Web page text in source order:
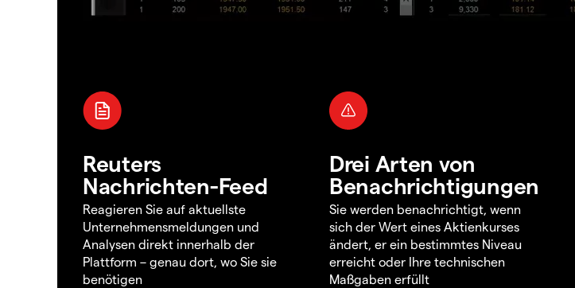
Reuters
Nachrichten-Feed
Reagieren Sie auf aktuellste
Unternehmensmeldungen und
Analysen direkt innerhalb der
Plattform – genau dort, wo Sie sie
benötigen
Drei Arten von
Benachrichtigungen
Sie werden benachrichtigt, wenn
sich der Wert eines Aktienkurses
ändert, er ein bestimmtes Niveau
erreicht oder Ihre technischen
Maßgaben erfüllt